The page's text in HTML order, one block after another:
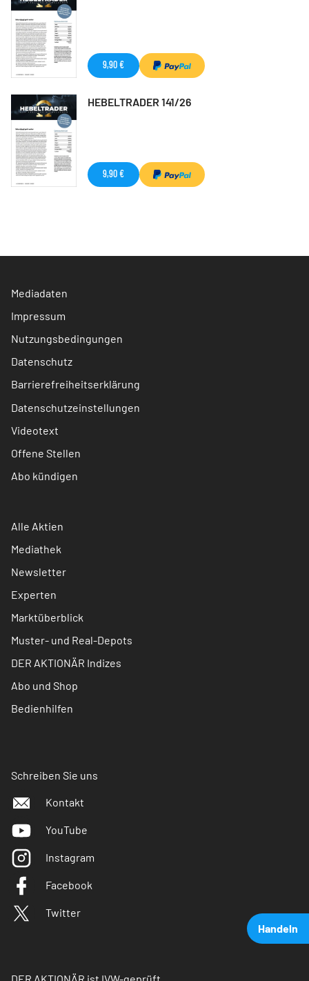
Handeln
9,90 €
HEBELTRADER 141/26
9,90 €
Mediadaten
Impressum
Nutzungsbedingungen
Datenschutz
Barrierefreiheitserklärung
Datenschutzeinstellungen
Videotext
Offene Stellen
Abo kündigen
Alle Aktien
Mediathek
Newsletter
Experten
Marktüberblick
Muster- und Real-Depots
DER AKTIONÄR Indizes
Abo und Shop
Bedienhilfen
Schreiben Sie uns
Kontakt
YouTube
Instagram
Facebook
Twitter